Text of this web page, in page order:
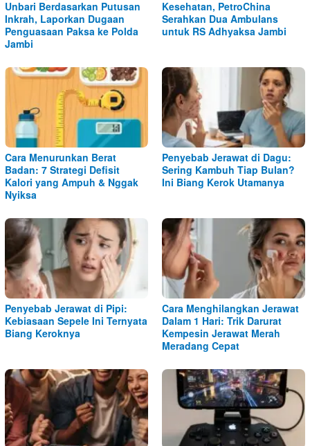
Unbari Berdasarkan Putusan
Inkrah, Laporkan Dugaan
Penguasaan Paksa ke Polda
Jambi
Kesehatan, PetroChina
Serahkan Dua Ambulans
untuk RS Adhyaksa Jambi
Cara Menurunkan Berat
Badan: 7 Strategi Defisit
Kalori yang Ampuh & Nggak
Nyiksa
Penyebab Jerawat di Dagu:
Sering Kambuh Tiap Bulan?
Ini Biang Kerok Utamanya
Penyebab Jerawat di Pipi:
Kebiasaan Sepele Ini Ternyata
Biang Keroknya
Cara Menghilangkan Jerawat
Dalam 1 Hari: Trik Darurat
Kempesin Jerawat Merah
Meradang Cepat